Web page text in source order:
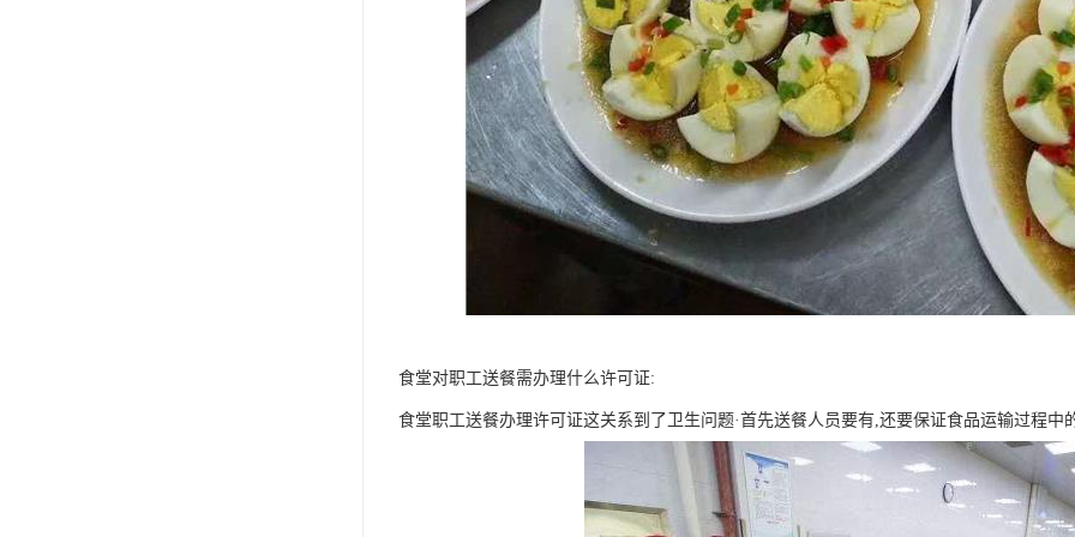
食堂对职工送餐需办理什么许可证:
食堂职工送餐办理许可证这关系到了卫生问题·首先送餐人员要有,还要保证食品运输过程中